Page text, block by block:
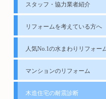
スタッフ・協力業者紹介
リフォームを考えている方へ
人気No.1の水まわりリフォー
マンションのリフォーム
木造住宅の耐震診断